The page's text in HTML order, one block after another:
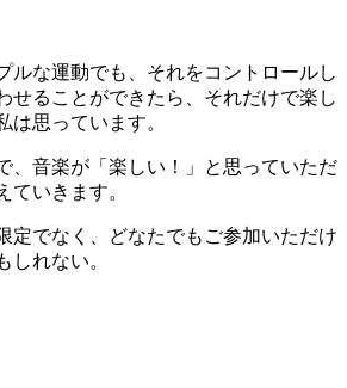
ルな運動でも、それをコントロールし
せることができたら、それだけで楽し
は思っています。
、音楽が「楽しい！」と思っていただ
ていきます。
定でなく、どなたでもご参加いただけ
しれない。